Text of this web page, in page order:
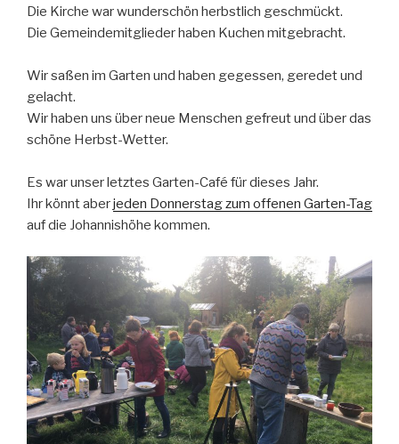
Die Kirche war wunderschön herbstlich geschmückt.
Die Gemeindemitglieder haben Kuchen mitgebracht.
Wir saßen im Garten und haben gegessen, geredet und
gelacht.
Wir haben uns über neue Menschen gefreut und über das
schöne Herbst-Wetter.
Es war unser letztes Garten-Café für dieses Jahr.
Ihr könnt aberjeden Donnerstag zum offenen Garten-Tag
auf die Johannishöhe kommen.